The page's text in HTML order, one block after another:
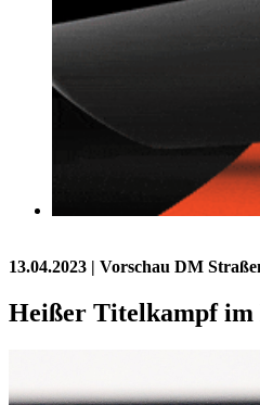
13.04.2023 | Vorschau DM
Heißer Titelkampf